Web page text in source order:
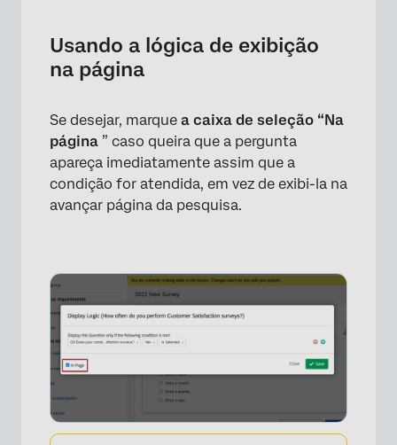
Usando a lógica de exibição
na página
Se desejar, marque a caixa de seleção “Na
página ” caso queira que a pergunta
apareça imediatamente assim que a
condição for atendida, em vez de exibi-la na
avançar página da pesquisa.